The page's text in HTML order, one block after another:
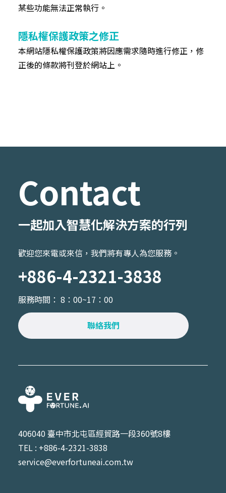
某些功能無法正常執行。
隱私權保護政策之修正
本網站隱私權保護政策將因應需求隨時進行修正，修
正後的條款將刊登於網站上。
Contact
一起加入智慧化解決方案的行列
歡迎您來電或來信，我們將有專人為您服務。
+886-4-2321-3838
服務時間： 8：00~17：00
聯絡我們
406040 臺中市北屯區經貿路一段360號8樓
TEL : +886-4-2321-3838
service@everfortuneai.com.tw